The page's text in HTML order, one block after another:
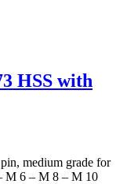
HSS with
medium grade for
M 6 – M 8 – M 10